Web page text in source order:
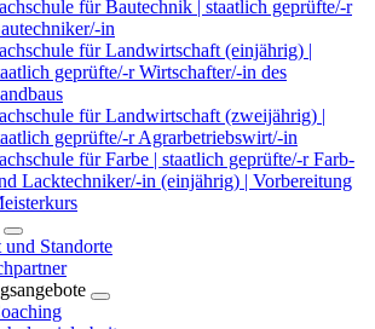
für Bautechnik | staatlich geprüfte/-r
in
für Landwirtschaft (einjährig) |
geprüfte/-r Wirtschafter/-in des
für Landwirtschaft (zweijährig) |
geprüfte/-r Agrarbetriebswirt/-in
für Farbe | staatlich geprüfte/-r Farb-
Lacktechniker/-in (einjährig) | Vorbereitung
Standorte